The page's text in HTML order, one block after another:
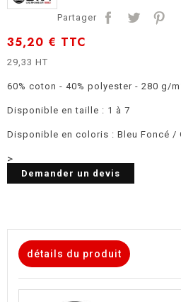
Partager
35,20 € TTC
29,33 HT
60% coton - 40% polyester - 280 g/
Disponible en taille : 1 à 7
Disponible en coloris : Bleu Foncé /
>
Demander un devis
détails du produit